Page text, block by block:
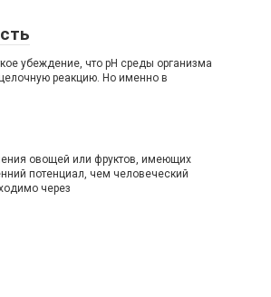
убеждение, что рН среды организма
реакцию. Но именно в
овощей или фруктов, имеющих
потенциал, чем человеческий
через